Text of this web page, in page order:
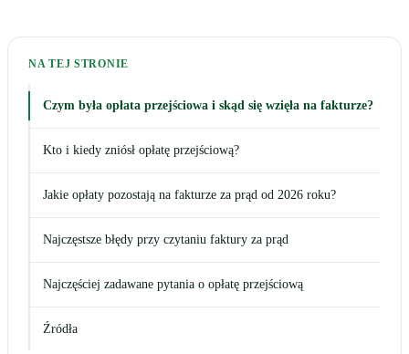
NA TEJ STRONIE
Czym była opłata przejściowa i skąd się wzięła na fakturze?
Kto i kiedy zniósł opłatę przejściową?
Jakie opłaty pozostają na fakturze za prąd od 2026 roku?
Najczęstsze błędy przy czytaniu faktury za prąd
Najczęściej zadawane pytania o opłatę przejściową
Źródła